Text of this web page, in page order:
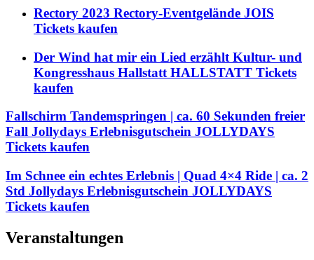
Rectory 2023 Rectory-Eventgelände JOIS
Tickets kaufen
Der Wind hat mir ein Lied erzählt Kultur- und
Kongresshaus Hallstatt HALLSTATT Tickets
kaufen
Fallschirm Tandemspringen | ca. 60 Sekunden freier
Fall Jollydays Erlebnisgutschein JOLLYDAYS
Tickets kaufen
Im Schnee ein echtes Erlebnis | Quad 4×4 Ride | ca. 2
Std Jollydays Erlebnisgutschein JOLLYDAYS
Tickets kaufen
Veranstaltungen